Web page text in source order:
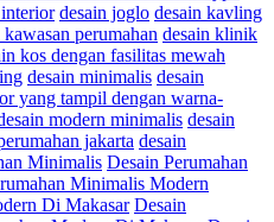
desain joglo desain kavling
kawasan perumahan desain klinik
kos dengan fasilitas mewah
desain minimalis desain
yang tampil dengan warna-
modern minimalis desain
jakarta desain
Minimalis Desain Perumahan
Minimalis Modern
Di Makasar Desain